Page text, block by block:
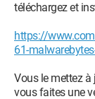
téléchargez et
https://
61-
Vous le mettez à
vous faites une